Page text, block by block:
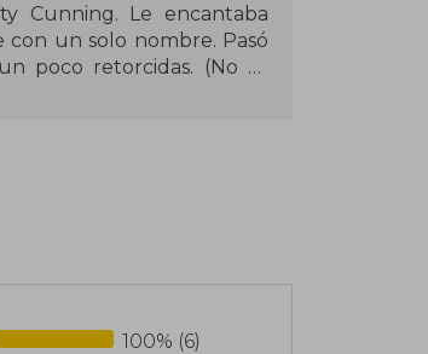
Cunning. Le encantaba
un solo nombre. Pasó
poco retorcidas. (No te
el mundo encontrara
100% (6)